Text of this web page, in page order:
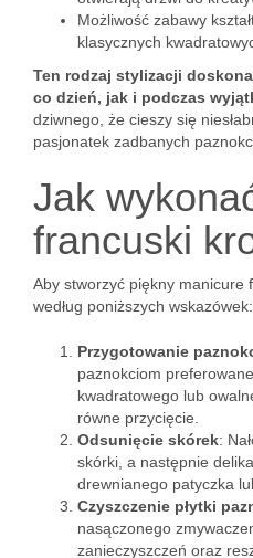
Możliwość zabawy
klasycznych
Ten rodzaj stylizacji
co dzień, jak i podczas
dziwnego, że cieszy się
pasjonatek zadbanych
Jak
francuski
Aby stworzyć piękny manicure
według poniższych wskazówek:
Przygotowanie
paznokciom
kwadratowego lub
równe przycięcie.
Odsunięcie skórek:
skórki, a następnie
drewnianego patyczka
Czyszczenie płytki
nasączonego
zanieczyszczeń oraz